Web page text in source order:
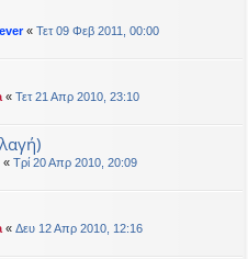
« Τετ 09 Φεβ 2011, 00:00
« Τετ 21 Απρ 2010, 23:10
« Τρί 20 Απρ 2010, 20:09
« Δευ 12 Απρ 2010, 12:16